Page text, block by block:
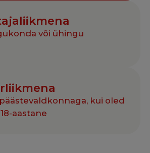
või ühingu
kui oled
aastane